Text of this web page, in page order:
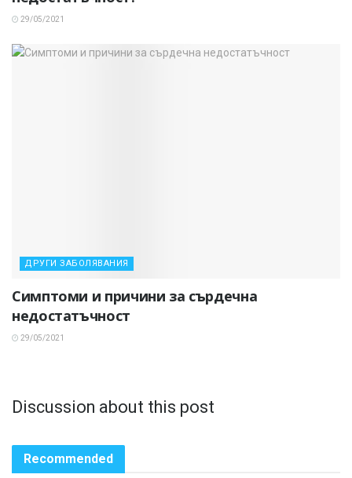
29/05/2021
ДРУГИ ЗАБОЛЯВАНИЯ
Симптоми и причини за сърдечна
недостатъчност
29/05/2021
Discussion about this post
Recommended